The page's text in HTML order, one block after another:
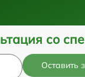
со
Оставить